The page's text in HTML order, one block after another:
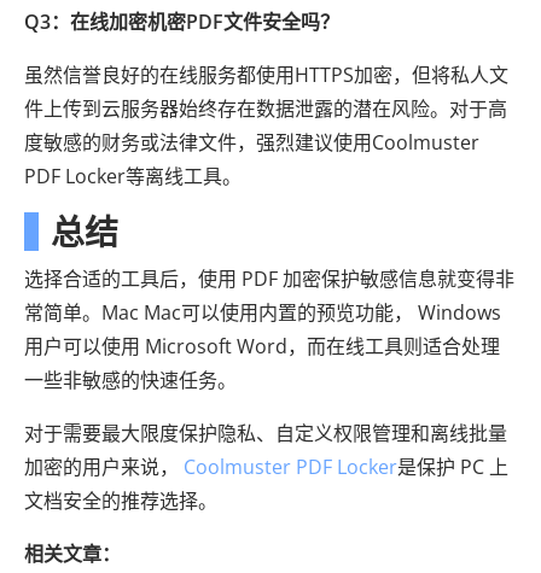
Q3：在线加密机密PDF文件安全吗？
虽然信誉良好的在线服务都使用HTTPS加密，但将私人文
件上传到云服务器始终存在数据泄露的潜在风险。对于高
度敏感的财务或法律文件，强烈建议使用Coolmuster
PDF Locker等离线工具。
总结
选择合适的工具后，使用 PDF 加密保护敏感信息就变得非
常简单。Mac Mac可以使用内置的预览功能， Windows
用户可以使用 Microsoft Word，而在线工具则适合处理
一些非敏感的快速任务。
对于需要最大限度保护隐私、自定义权限管理和离线批量
加密的用户来说， Coolmuster PDF Locker是保护 PC 上
文档安全的推荐选择。
相关文章：